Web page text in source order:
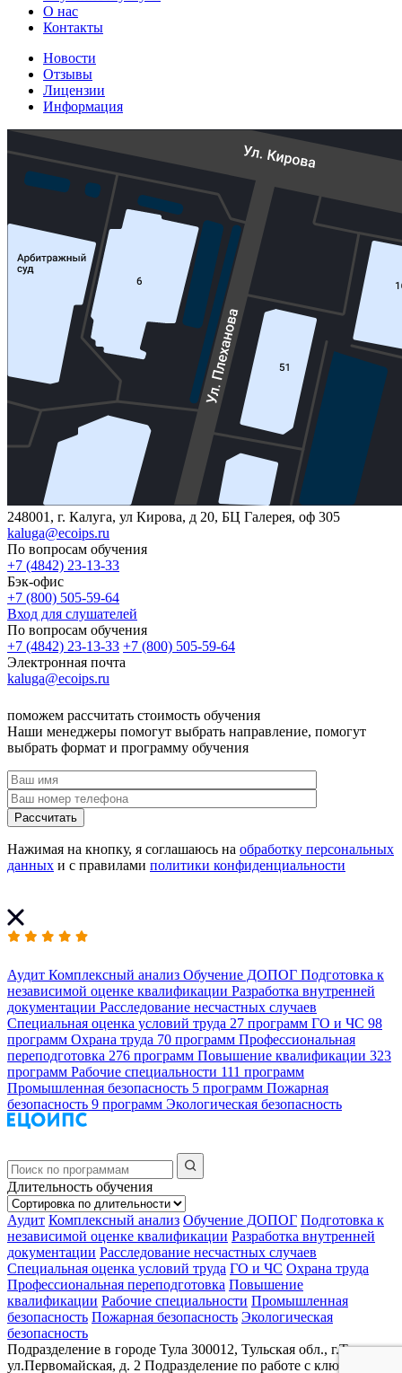
О нас
Контакты
Новости
Отзывы
Лицензии
Информация
248001, г. Калуга, ул Кирова, д 20, БЦ Галерея, оф 305
kaluga@ecoips.ru
По вопросам обучения
+7 (4842) 23-13-33
Бэк-офис
+7 (800) 505-59-64
Вход для слушателей
По вопросам обучения
+7 (4842) 23-13-33 +7 (800) 505-59-64
Электронная почта
kaluga@ecoips.ru
поможем рассчитать стоимость обучения
Наши менеджеры помогут выбрать направление, помогут
выбрать формат и программу обучения
Рассчитать
Нажимая на кнопку, я соглашаюсь на обработку персональных
данных и с правилами политики конфиденциальности
Аудит Комплексный анализ Обучение ДОПОГ Подготовка к
независимой оценке квалификации Разработка внутренней
документации Расследование несчастных случаев
Специальная оценка условий труда 27 программ ГО и ЧС 98
программ Охрана труда 70 программ Профессиональная
переподготовка 276 программ Повышение квалификации 323
программ Рабочие специальности 111 программ
Промышленная безопасность 5 программ Пожарная
безопасность 9 программ Экологическая безопасность
Длительность обучения
Аудит Комплексный анализ Обучение ДОПОГ Подготовка к
независимой оценке квалификации Разработка внутренней
документации Расследование несчастных случаев
Специальная оценка условий труда ГО и ЧС Охрана труда
Профессиональная переподготовка Повышение
квалификации Рабочие специальности Промышленная
безопасность Пожарная безопасность Экологическая
безопасность
Подразделение в городе Тула 300012, Тульская обл., г.Тула,
ул.Первомайская, д. 2 Подразделение по работе с ключевыми